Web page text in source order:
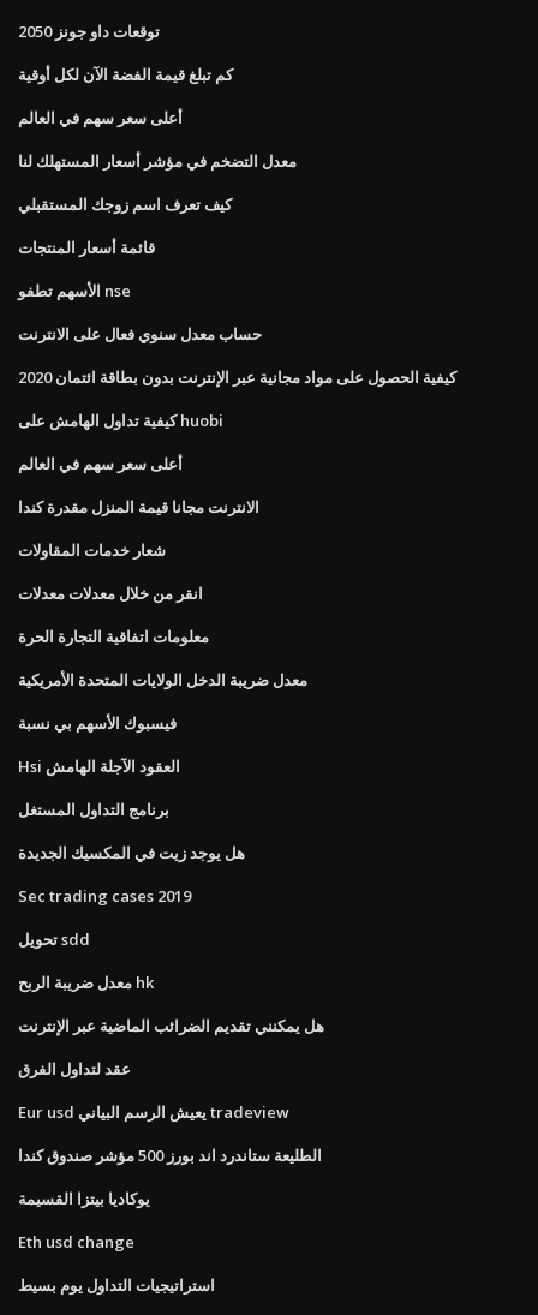
توقعات داو جونز 2050
كم تبلغ قيمة الفضة الآن لكل أوقية
أعلى سعر سهم في العالم
معدل التضخم في مؤشر أسعار المستهلك لنا
كيف تعرف اسم زوجك المستقبلي
قائمة أسعار المنتجات
الأسهم تطفو nse
حساب معدل سنوي فعال على الانترنت
كيفية الحصول على مواد مجانية عبر الإنترنت بدون بطاقة ائتمان 2020
كيفية تداول الهامش على huobi
أعلى سعر سهم في العالم
الانترنت مجانا قيمة المنزل مقدرة كندا
شعار خدمات المقاولات
انقر من خلال معدلات معدلات
معلومات اتفاقية التجارة الحرة
معدل ضريبة الدخل الولايات المتحدة الأمريكية
فيسبوك الأسهم بي نسبة
Hsi العقود الآجلة الهامش
برنامج التداول المستغل
هل يوجد زيت في المكسيك الجديدة
Sec trading cases 2019
تحويل sdd
معدل ضريبة الربح hk
هل يمكنني تقديم الضرائب الماضية عبر الإنترنت
عقد لتداول الفرق
Eur usd يعيش الرسم البياني tradeview
الطليعة ستاندرد اند بورز 500 مؤشر صندوق كندا
يوكاديا بيتزا القسيمة
Eth usd change
استراتيجيات التداول يوم بسيط